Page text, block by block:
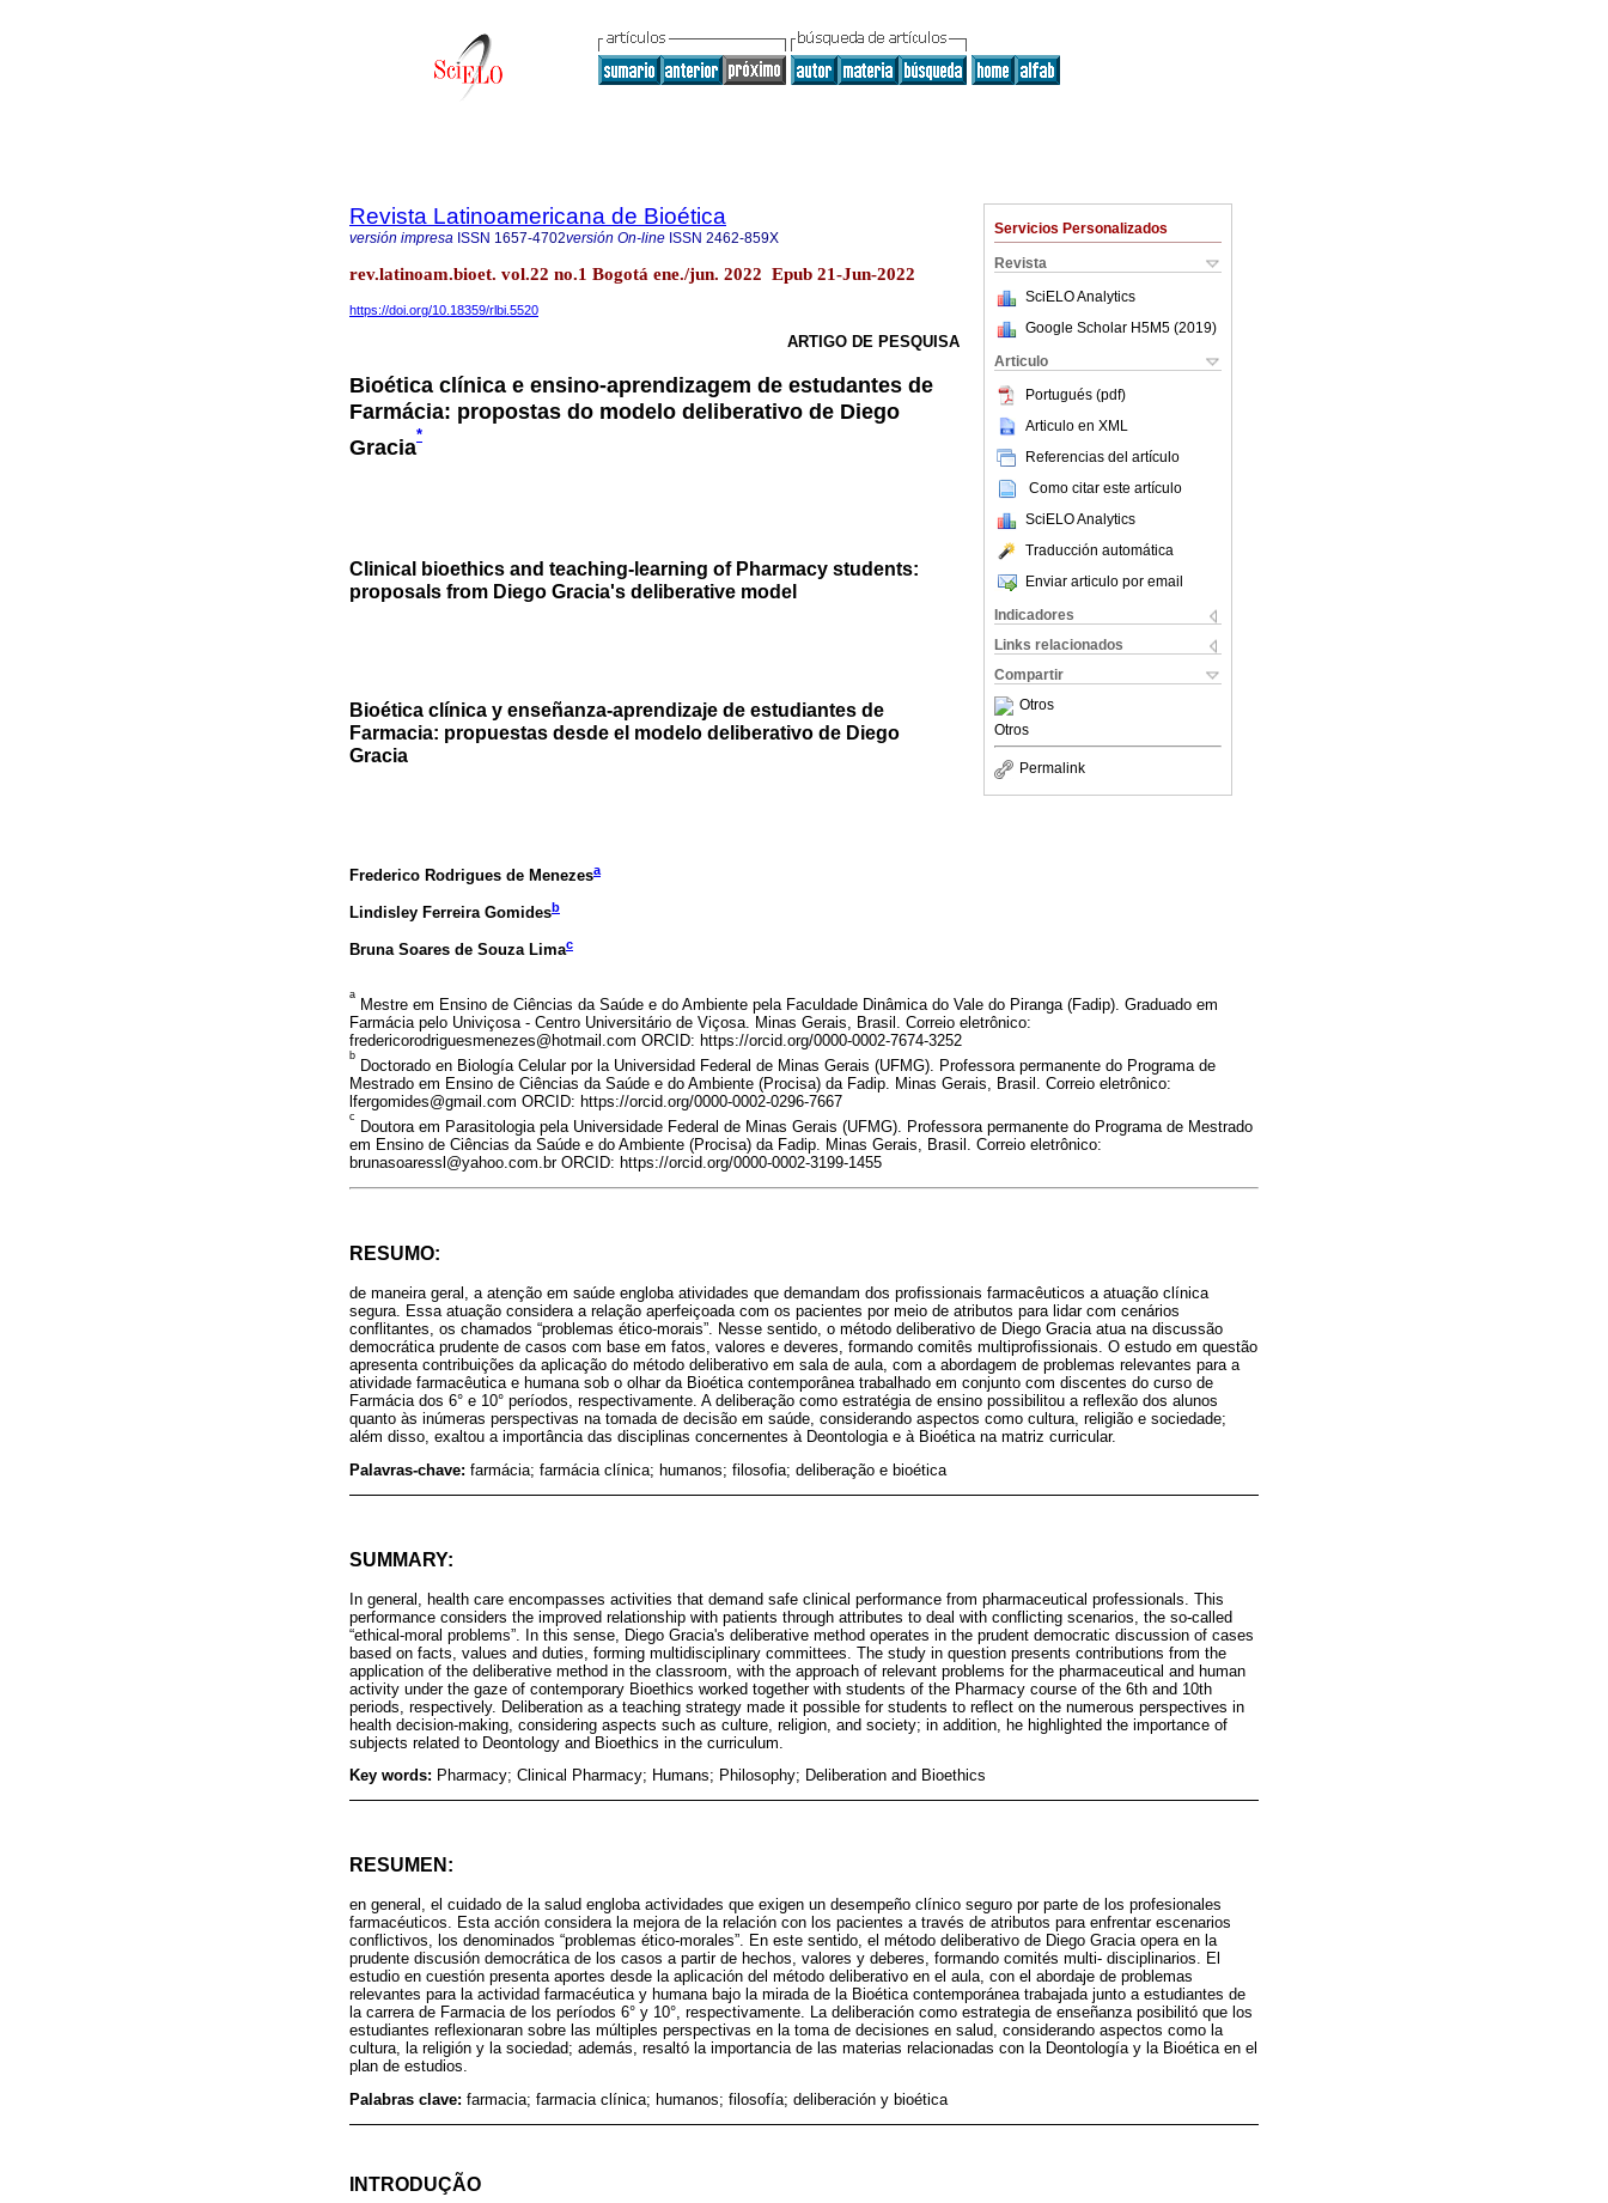
Servicios Personalizados
Revista
SciELO Analytics
Google Scholar H5M5 (2019)
Articulo
Portugués (pdf)
Articulo en XML
Referencias del artículo
Como citar este artículo
SciELO Analytics
Traducción automática
Enviar articulo por email
Indicadores
Links relacionados
Compartir
Otros
Otros
Permalink
Revista Latinoamericana de Bioética
versión impresa ISSN 1657-4702versión On-line ISSN 2462-859X
rev.latinoam.bioet. vol.22 no.1 Bogotá ene./jun. 2022 Epub 21-Jun-2022
https://doi.org/10.18359/rlbi.5520
ARTIGO DE PESQUISA
Bioética clínica e ensino-aprendizagem de estudantes de
Farmácia: propostas do modelo deliberativo de Diego
Gracia
*
Clinical bioethics and teaching-learning of Pharmacy students:
proposals from Diego Gracia's deliberative model
Bioética clínica y enseñanza-aprendizaje de estudiantes de
Farmacia: propuestas desde el modelo deliberativo de Diego
Gracia
Frederico Rodrigues de Menezesa
Lindisley Ferreira Gomidesb
Bruna Soares de Souza Limac
a
Mestre em Ensino de Ciências da Saúde e do Ambiente pela Faculdade Dinâmica do Vale do Piranga (Fadip). Graduado em
Farmácia pelo Univiçosa - Centro Universitário de Viçosa. Minas Gerais, Brasil. Correio eletrônico:
fredericorodriguesmenezes@hotmail.com ORCID: https://orcid.org/0000-0002-7674-3252
b
Doctorado en Biología Celular por la Universidad Federal de Minas Gerais (UFMG). Professora permanente do Programa de
Mestrado em Ensino de Ciências da Saúde e do Ambiente (Procisa) da Fadip. Minas Gerais, Brasil. Correio eletrônico:
lfergomides@gmail.com ORCID: https://orcid.org/0000-0002-0296-7667
c
Doutora em Parasitologia pela Universidade Federal de Minas Gerais (UFMG). Professora permanente do Programa de Mestrado
em Ensino de Ciências da Saúde e do Ambiente (Procisa) da Fadip. Minas Gerais, Brasil. Correio eletrônico:
brunasoaressl@yahoo.com.br ORCID: https://orcid.org/0000-0002-3199-1455
RESUMO:
de maneira geral, a atenção em saúde engloba atividades que demandam dos profissionais farmacêuticos a atuação clínica
segura. Essa atuação considera a relação aperfeiçoada com os pacientes por meio de atributos para lidar com cenários
conflitantes, os chamados “problemas ético-morais”. Nesse sentido, o método deliberativo de Diego Gracia atua na discussão
democrática prudente de casos com base em fatos, valores e deveres, formando comitês multiprofissionais. O estudo em questão
apresenta contribuições da aplicação do método deliberativo em sala de aula, com a abordagem de problemas relevantes para a
atividade farmacêutica e humana sob o olhar da Bioética contemporânea trabalhado em conjunto com discentes do curso de
Farmácia dos 6° e 10° períodos, respectivamente. A deliberação como estratégia de ensino possibilitou a reflexão dos alunos
quanto às inúmeras perspectivas na tomada de decisão em saúde, considerando aspectos como cultura, religião e sociedade;
além disso, exaltou a importância das disciplinas concernentes à Deontologia e à Bioética na matriz curricular.
Palavras-chave: farmácia; farmácia clínica; humanos; filosofia; deliberação e bioética
SUMMARY:
In general, health care encompasses activities that demand safe clinical performance from pharmaceutical professionals. This
performance considers the improved relationship with patients through attributes to deal with conflicting scenarios, the so-called
“ethical-moral problems”. In this sense, Diego Gracia's deliberative method operates in the prudent democratic discussion of cases
based on facts, values and duties, forming multidisciplinary committees. The study in question presents contributions from the
application of the deliberative method in the classroom, with the approach of relevant problems for the pharmaceutical and human
activity under the gaze of contemporary Bioethics worked together with students of the Pharmacy course of the 6th and 10th
periods, respectively. Deliberation as a teaching strategy made it possible for students to reflect on the numerous perspectives in
health decision-making, considering aspects such as culture, religion, and society; in addition, he highlighted the importance of
subjects related to Deontology and Bioethics in the curriculum.
Key words: Pharmacy; Clinical Pharmacy; Humans; Philosophy; Deliberation and Bioethics
RESUMEN:
en general, el cuidado de la salud engloba actividades que exigen un desempeño clínico seguro por parte de los profesionales
farmacéuticos. Esta acción considera la mejora de la relación con los pacientes a través de atributos para enfrentar escenarios
conflictivos, los denominados “problemas ético-morales”. En este sentido, el método deliberativo de Diego Gracia opera en la
prudente discusión democrática de los casos a partir de hechos, valores y deberes, formando comités multi- disciplinarios. El
estudio en cuestión presenta aportes desde la aplicación del método deliberativo en el aula, con el abordaje de problemas
relevantes para la actividad farmacéutica y humana bajo la mirada de la Bioética contemporánea trabajada junto a estudiantes de
la carrera de Farmacia de los períodos 6° y 10°, respectivamente. La deliberación como estrategia de enseñanza posibilitó que los
estudiantes reflexionaran sobre las múltiples perspectivas en la toma de decisiones en salud, considerando aspectos como la
cultura, la religión y la sociedad; además, resaltó la importancia de las materias relacionadas con la Deontología y la Bioética en el
plan de estudios.
Palabras clave: farmacia; farmacia clínica; humanos; filosofía; deliberación y bioética
INTRODUÇÃO